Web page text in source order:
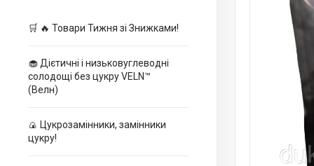
🛒 🔥 Товари Тижня зі Знижками!
🧁 Дієтичні і низьковуглеводні
солодощі без цукру VELN™
(Велн)
🍙 Цукрозамінники, замінники
цукру!